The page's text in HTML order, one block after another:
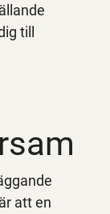
till
att en